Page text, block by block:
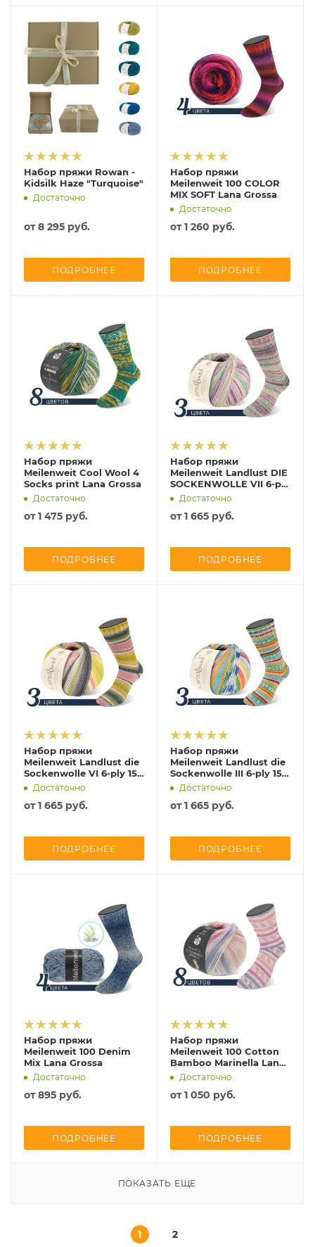
Набор пряжи Rowan -
Kidsilk Haze "Turquoise"
Достаточно
от8 295 руб.
ПОДРОБНЕЕ
Набор пряжи
Meilenweit 100 COLOR
MIX SOFT Lana Grossa
Достаточно
от1 260 руб.
ПОДРОБНЕЕ
Набор пряжи
Meilenweit Cool Wool 4
Socks print Lana Grossa
Достаточно
от1 475 руб.
ПОДРОБНЕЕ
Набор пряжи
Meilenweit Landlust DIE
SOCKENWOLLE VII 6-ply
150 Lana Grossa
Достаточно
от1 665 руб.
ПОДРОБНЕЕ
Набор пряжи
Meilenweit Landlust die
Sockenwolle VI 6-ply 150
Lana Grossa
Достаточно
от1 665 руб.
ПОДРОБНЕЕ
Набор пряжи
Meilenweit Landlust die
Sockenwolle III 6-ply 150
Lana Grossa
Достаточно
от1 665 руб.
ПОДРОБНЕЕ
Набор пряжи
Meilenweit 100 Denim
Mix Lana Grossa
Достаточно
от895 руб.
ПОДРОБНЕЕ
Набор пряжи
Meilenweit 100 Cotton
Bamboo Marinella Lana
Grossa
Достаточно
от1 050 руб.
ПОДРОБНЕЕ
ПОКАЗАТЬ ЕЩЕ
1 2